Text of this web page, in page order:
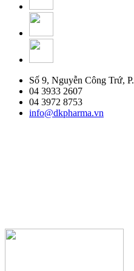
Số 9, Nguyễn Công Trứ,
04 3933 2607
04 3972 8753
info@dkpharma.vn